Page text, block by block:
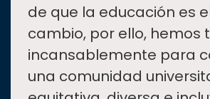
de que la educación es
cambio, por ello, hemos
incansablemente para
una comunidad